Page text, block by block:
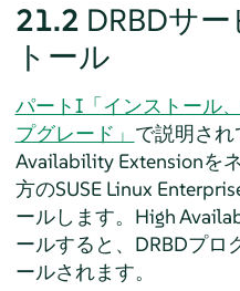
21.2 DRBDサ
トール
パートI「インストール
プグレード」 で説明さ
Availability Extensionを
方のSUSE Linux
ールします。High
ールすると、DRBDプロ
ールされます。